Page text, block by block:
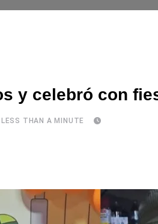
y celebró con
LESS THAN A MINUTE